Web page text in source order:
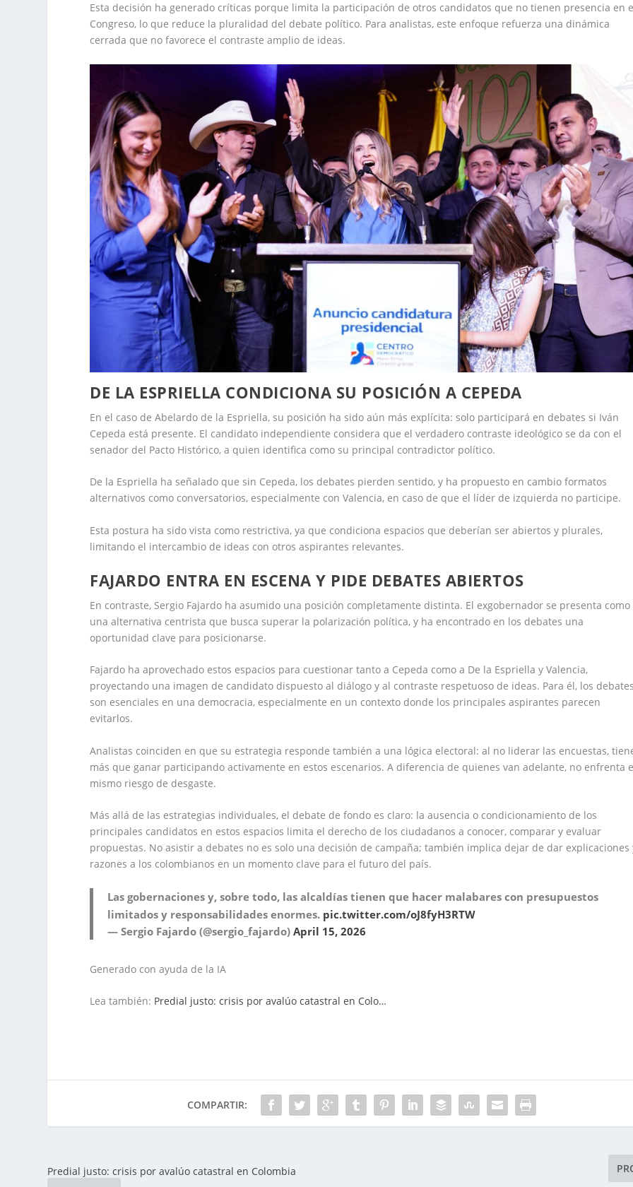
Esta decisión ha generado críticas porque limita la participación de otros candidatos que no tienen presencia en
Congreso, lo que reduce la pluralidad del debate político. Para analistas, este enfoque refuerza una dinámica
cerrada que no favorece el contraste amplio de ideas.
DE LA ESPRIELLA CONDICIONA SU POSICIÓN A CEPEDA
En el caso de Abelardo de la Espriella, su posición ha sido aún más explícita: solo participará en debates si Iván
Cepeda está presente. El candidato independiente considera que el verdadero contraste ideológico se da con el
senador del Pacto Histórico, a quien identifica como su principal contradictor político.
De la Espriella ha señalado que sin Cepeda, los debates pierden sentido, y ha propuesto en cambio formatos
alternativos como conversatorios, especialmente con Valencia, en caso de que el líder de izquierda no participe.
Esta postura ha sido vista como restrictiva, ya que condiciona espacios que deberían ser abiertos y plurales,
limitando el intercambio de ideas con otros aspirantes relevantes.
FAJARDO ENTRA EN ESCENA Y PIDE DEBATES ABIERTOS
En contraste, Sergio Fajardo ha asumido una posición completamente distinta. El exgobernador se presenta como
una alternativa centrista que busca superar la polarización política, y ha encontrado en los debates una
oportunidad clave para posicionarse.
Fajardo ha aprovechado estos espacios para cuestionar tanto a Cepeda como a De la Espriella y Valencia,
proyectando una imagen de candidato dispuesto al diálogo y al contraste respetuoso de ideas. Para él, los
son esenciales en una democracia, especialmente en un contexto donde los principales aspirantes parecen
evitarlos.
Analistas coinciden en que su estrategia responde también a una lógica electoral: al no liderar las encuestas,
más que ganar participando activamente en estos escenarios. A diferencia de quienes van adelante, no enfrenta
mismo riesgo de desgaste.
Más allá de las estrategias individuales, el debate de fondo es claro: la ausencia o condicionamiento de los
principales candidatos en estos espacios limita el derecho de los ciudadanos a conocer, comparar y evaluar
propuestas. No asistir a debates no es solo una decisión de campaña; también implica dejar de dar explicaciones
razones a los colombianos en un momento clave para el futuro del país.
Las gobernaciones y, sobre todo, las alcaldías tienen que hacer malabares con presupuestos
limitados y responsabilidades enormes. pic.twitter.com/oJ8fyH3RTW
— Sergio Fajardo (@sergio_fajardo)April 15, 2026
Generado con ayuda de la IA
Lea también: Predial justo: crisis por avalúo catastral en Colo…
COMPARTIR:
Predial justo: crisis por avalúo catastral en Colombia